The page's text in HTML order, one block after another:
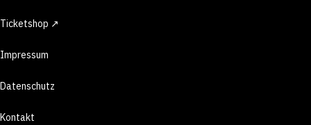
Ticketshop ↗
Impressum
Datenschutz
Kontakt